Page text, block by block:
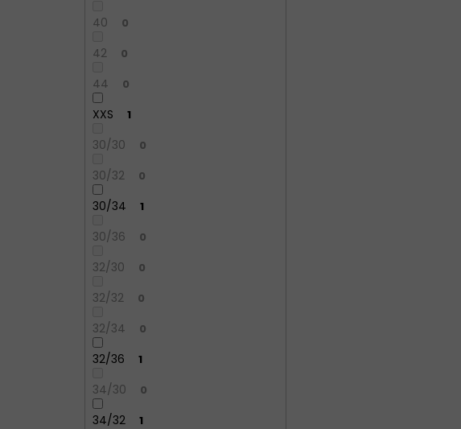
40 0
42 0
44 0
XXS 1
30/30 0
30/32 0
30/34 1
30/36 0
32/30 0
32/32 0
32/34 0
32/36 1
34/30 0
34/32 1